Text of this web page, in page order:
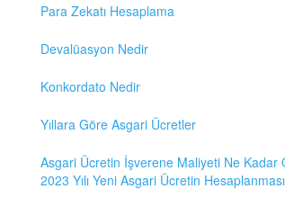
Para Zekatı Hesaplama
Devalüasyon Nedir
Konkordato Nedir
Yıllara Göre Asgari Ücretler
Asgari Ücretin İşverene Maliyeti Ne Kadar
2023 Yılı Yeni Asgari Ücretin Hesaplanması